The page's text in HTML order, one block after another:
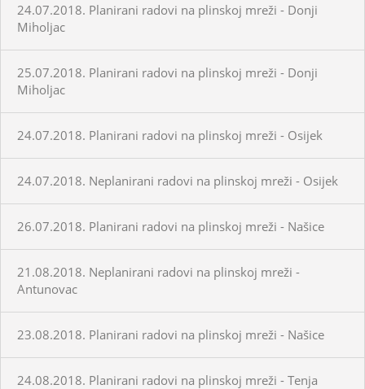
24.07.2018. Planirani radovi na plinskoj mreži - Donji
Miholjac
25.07.2018. Planirani radovi na plinskoj mreži - Donji
Miholjac
24.07.2018. Planirani radovi na plinskoj mreži - Osijek
24.07.2018. Neplanirani radovi na plinskoj mreži - Osijek
26.07.2018. Planirani radovi na plinskoj mreži - Našice
21.08.2018. Neplanirani radovi na plinskoj mreži -
Antunovac
23.08.2018. Planirani radovi na plinskoj mreži - Našice
24.08.2018. Planirani radovi na plinskoj mreži - Tenja